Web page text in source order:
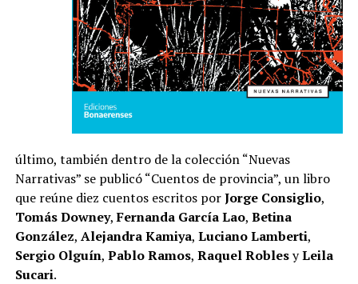
último, también dentro de la colección “Nuevas
Narrativas” se publicó “Cuentos de provincia”, un libro
que reúne diez cuentos escritos porJorge Consiglio,
Tomás Downey,Fernanda García Lao, Betina
González, Alejandra Kamiya, Luciano Lamberti,
Sergio Olguín, Pablo Ramos, Raquel RoblesyLeila
Sucari.